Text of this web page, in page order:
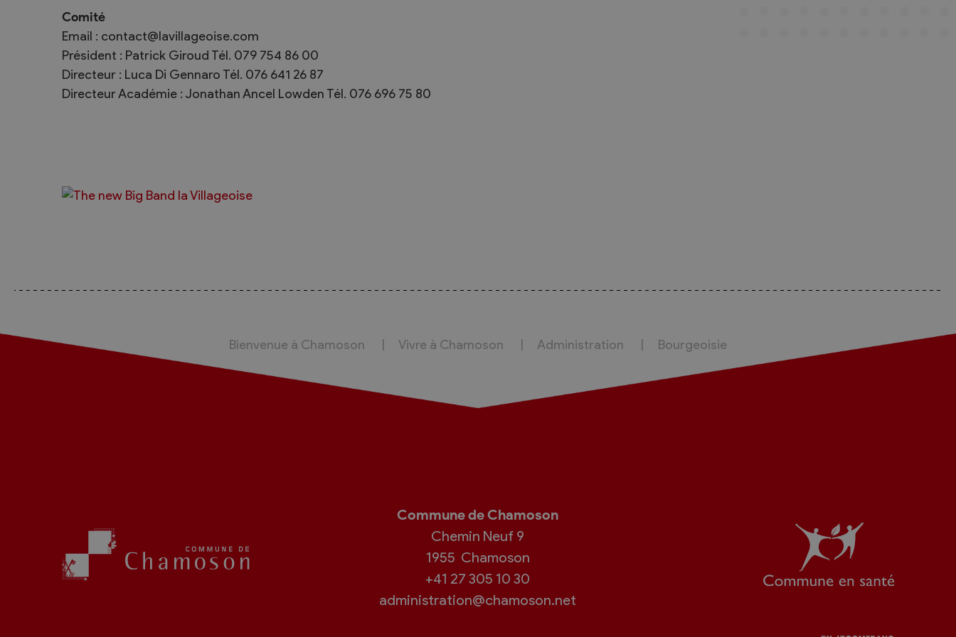
Comité
Email : contact@lavillageoise.com
Président : Patrick Giroud Tél. 079 754 86 00
Directeur : Luca Di Gennaro Tél. 076 641 26 87
Directeur Académie : Jonathan Ancel Lowden Tél. 076 696 75 80
Bienvenue à Chamoson Vivre à Chamoson Administration Bourgeoisie
Commune de Chamoson
Chemin Neuf 9
1955 Chamoson
+41 27 305 10 30
administration@chamoson.net